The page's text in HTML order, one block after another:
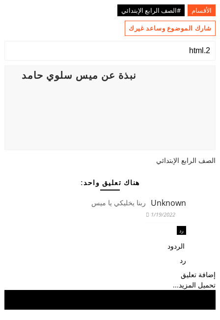
الأقسام
#الصف الرابع الإبتدائي
شارك الموضوع وساعد غيرك
نبذة عن ميس سلوي حامد
الصف الرابع الإبتدائي
هناك تعليق واحد:
Unknown
1/19/2022
ربنا يخليكي يا ميس
رد
الردود
رد
إضافة تعليق
تحميل المزيد...